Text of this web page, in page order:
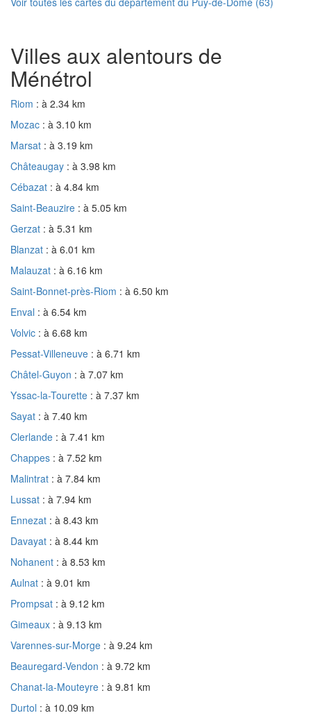
Villes aux alentours de
Ménétrol
Riom : à 2.34 km
Mozac : à 3.10 km
Marsat : à 3.19 km
Châteaugay : à 3.98 km
Cébazat : à 4.84 km
Saint-Beauzire : à 5.05 km
Gerzat : à 5.31 km
Blanzat : à 6.01 km
Malauzat : à 6.16 km
Saint-Bonnet-près-Riom : à 6.50 km
Enval : à 6.54 km
Volvic : à 6.68 km
Pessat-Villeneuve : à 6.71 km
Châtel-Guyon : à 7.07 km
Yssac-la-Tourette : à 7.37 km
Sayat : à 7.40 km
Clerlande : à 7.41 km
Chappes : à 7.52 km
Malintrat : à 7.84 km
Lussat : à 7.94 km
Ennezat : à 8.43 km
Davayat : à 8.44 km
Nohanent : à 8.53 km
Aulnat : à 9.01 km
Prompsat : à 9.12 km
Gimeaux : à 9.13 km
Varennes-sur-Morge : à 9.24 km
Beauregard-Vendon : à 9.72 km
Chanat-la-Mouteyre : à 9.81 km
Durtol : à 10.09 km